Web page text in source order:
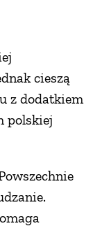
cieszą
z dodatkiem
polskiej